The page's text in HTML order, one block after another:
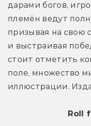
дарами богов,
племён ведут
призывая на свою
и выстраивая
стоит отметить
поле, множество
иллюстрации.
Roll